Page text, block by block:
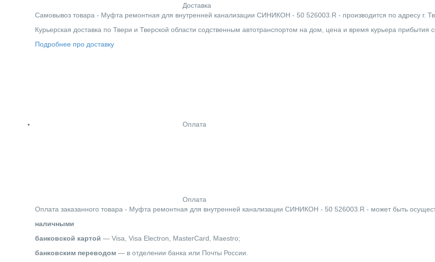
Доставка
Cамовывоз товара - Муфта ремонтная для внутренней канализации СИНИКОН - 50 526003.R - производится по адресу г.
Курьерская доставка по Твери и Тверской области содственным автотранспортом на дом, цена и время курьера прибытия
Подробнее про доставку
Оплата
Оплата
Оплата заказанного товара - Муфта ремонтная для внутренней канализации СИНИКОН - 50 526003.R - может быть
наличными
банковской картой — Visa, Visa Electron, MasterCard, Maestro;
банковским переводом — в отделении банка или Почты России.